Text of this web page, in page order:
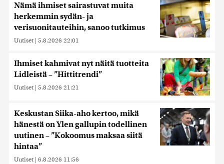
Nämä ihmiset sairastuvat muita
herkemmin sydän- ja
verisuonitauteihin, sanoo tutkimus
Uutiset | 5.8.2026 22:01
Ihmiset kahmivat nyt näitä tuotteita
Lidleistä – ”Hittitrendi”
Uutiset | 5.8.2026 21:21
Keskustan Siika-aho kertoo, mikä
hänestä on Ylen gallupin todellinen
uutinen – ”Kokoomus maksaa siitä
hintaa”
Uutiset | 6.8.2026 11:56